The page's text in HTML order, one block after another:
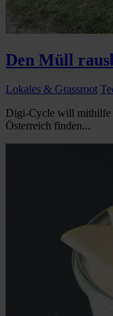
Den Müll
Lokales & Grassroot
Digi-Cycle will mithilfe
Österreich finden...